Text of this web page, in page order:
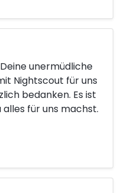
unermüdliche
Nightscout für uns
bedanken. Es ist
alles für uns machst.